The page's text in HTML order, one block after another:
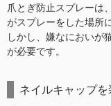
爪とぎ防止スプレーは
がスプレーをした場所
しかし、嫌なにおいが
が必要です。
ネイルキャップを